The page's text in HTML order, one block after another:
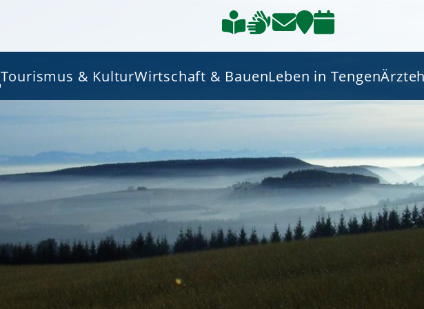
Tourismus & KulturWirtschaft & BauenLeben in Tengen